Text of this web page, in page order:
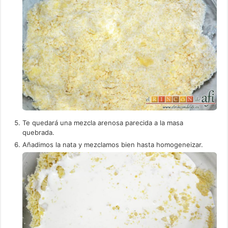
Te quedará una mezcla arenosa parecida a la masa
quebrada.
Añadimos la nata y mezclamos bien hasta homogeneizar.